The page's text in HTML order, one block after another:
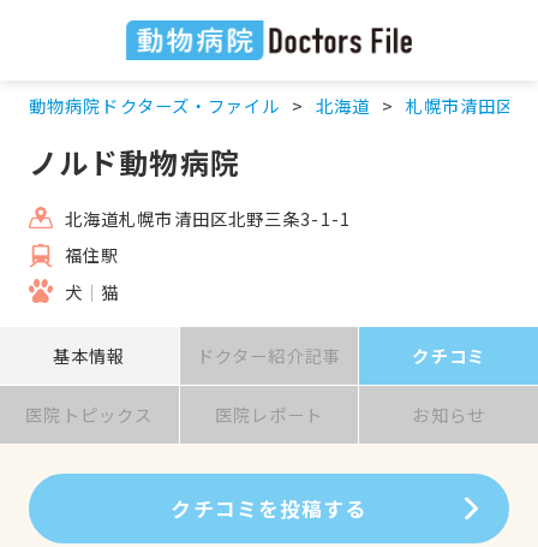
動物病院ドクターズ・ファイル 北海道 札幌市清田区
ノルド動物病院
北海道札幌市清田区北野三条3-1-1
福住駅
犬
猫
基本情報 ドクター紹介記事 クチコミ
医院トピックス 医院レポート お知らせ
クチコミを投稿する